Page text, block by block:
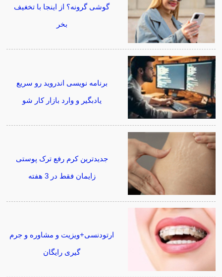
گوشی گرونه؟ از اینجا با تخغیف
بخر
برنامه نویسی اندروید رو سریع
یادبگیر و وارد بازار کار شو
جدیدترین کرم رفع ترک پوستی
زایمان فقط در 3 هفته
ارتودنسی+ویزیت و مشاوره و جرم
گیری رایگان